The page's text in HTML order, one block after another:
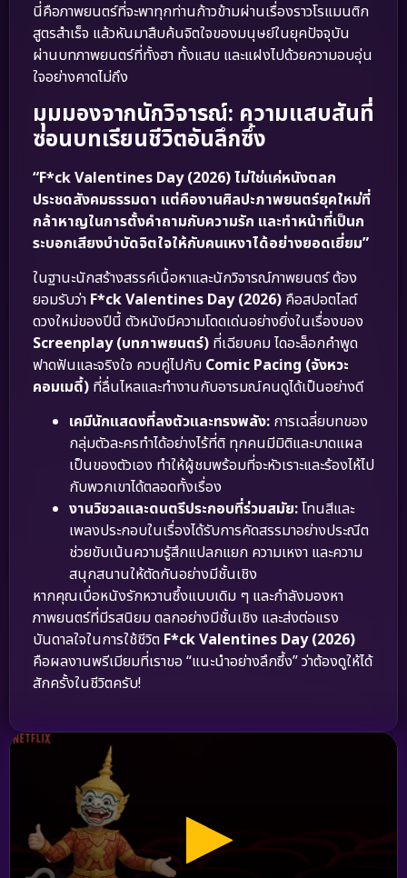
นี่คือภาพยนตร์ที่จะพาทุกท่านก้าวข้ามผ่านเรื่องราวโรแมนติก
สูตรสำเร็จ แล้วหันมาสืบค้นจิตใจของมนุษย์ในยุคปัจจุบัน
ผ่านบทภาพยนตร์ที่ทั้งฮา ทั้งแสบ และแฝงไปด้วยความอบอุ่น
ใจอย่างคาดไม่ถึง
มุมมองจากนักวิจารณ์: ความแสบสันที่
ซ่อนบทเรียนชีวิตอันลึกซึ้ง
“F*ck Valentines Day (2026) ไม่ใช่แค่หนังตลก
ประชดสังคมธรรมดา แต่คืองานศิลปะภาพยนตร์ยุคใหม่ที่
กล้าหาญในการตั้งคำถามกับความรัก และทำหน้าที่เป็นก
ระบอกเสียงบำบัดจิตใจให้กับคนเหงาได้อย่างยอดเยี่ยม”
ในฐานะนักสร้างสรรค์เนื้อหาและนักวิจารณ์ภาพยนตร์ ต้อง
ยอมรับว่า F*ck Valentines Day (2026) คือสปอตไลต์
ดวงใหม่ของปีนี้ ตัวหนังมีความโดดเด่นอย่างยิ่งในเรื่องของ
Screenplay (บทภาพยนตร์) ที่เฉียบคม ไดอะล็อกคำพูด
ฟาดฟันและจริงใจ ควบคู่ไปกับ Comic Pacing (จังหวะ
คอมเมดี้) ที่ลื่นไหลและทำงานกับอารมณ์คนดูได้เป็นอย่างดี
เคมีนักแสดงที่ลงตัวและทรงพลัง: การเฉลี่ยบทของ
กลุ่มตัวละครทำได้อย่างไร้ที่ติ ทุกคนมีมิติและบาดแผล
เป็นของตัวเอง ทำให้ผู้ชมพร้อมที่จะหัวเราะและร้องไห้ไป
กับพวกเขาได้ตลอดทั้งเรื่อง
งานวิชวลและดนตรีประกอบที่ร่วมสมัย:โทนสีและ
เพลงประกอบในเรื่องได้รับการคัดสรรมาอย่างประณีต
ช่วยขับเน้นความรู้สึกแปลกแยก ความเหงา และความ
สนุกสนานให้ตัดกันอย่างมีชั้นเชิง
หากคุณเบื่อหนังรักหวานซึ้งแบบเดิม ๆ และกำลังมองหา
ภาพยนตร์ที่มีรสนิยม ตลกอย่างมีชั้นเชิง และส่งต่อแรง
บันดาลใจในการใช้ชีวิต F*ck Valentines Day (2026)
คือผลงานพรีเมียมที่เราขอ “แนะนำอย่างลึกซึ้ง” ว่าต้องดูให้ได้
สักครั้งในชีวิตครับ!